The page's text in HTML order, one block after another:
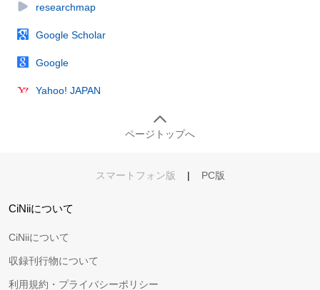
researchmap
Google Scholar
Google
Yahoo! JAPAN
ページトップへ
スマートフォン版 | PC版
CiNiiについて
CiNiiについて
収録刊行物について
利用規約・プライバシーポリシー